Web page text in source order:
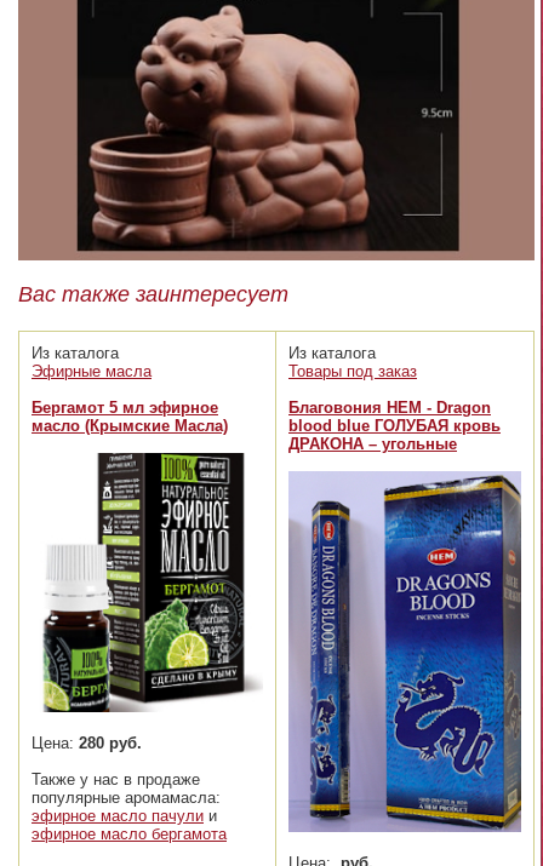
Вас также заинтересует
Из каталога
Эфирные масла
Бергамот 5 мл эфирное
масло (Крымские Масла)
Цена: 280 руб.
Также у нас в продаже
популярные аромамасла:
эфирное масло пачули и
эфирное масло бергамота
Из каталога
Товары под заказ
Благовония HEM - Dragon
blood blue ГОЛУБАЯ кровь
ДРАКОНА – угольные